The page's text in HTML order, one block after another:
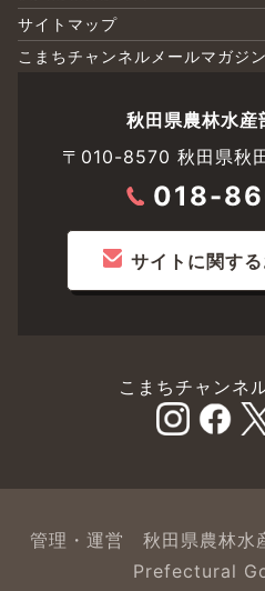
サイトマップ
こまちチャンネルメールマガジン
秋田県農林水産
〒010-8570 秋田県秋
018-
サイトに関す
こまちチャンネ
管理・運営 秋田県農林水
Prefectural